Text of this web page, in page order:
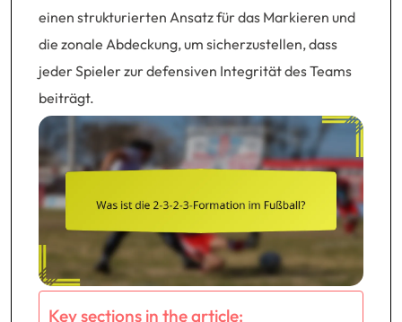
einen strukturierten Ansatz für das Markieren und
die zonale Abdeckung, um sicherzustellen, dass
jeder Spieler zur defensiven Integrität des Teams
beiträgt.
Key sections in the article: